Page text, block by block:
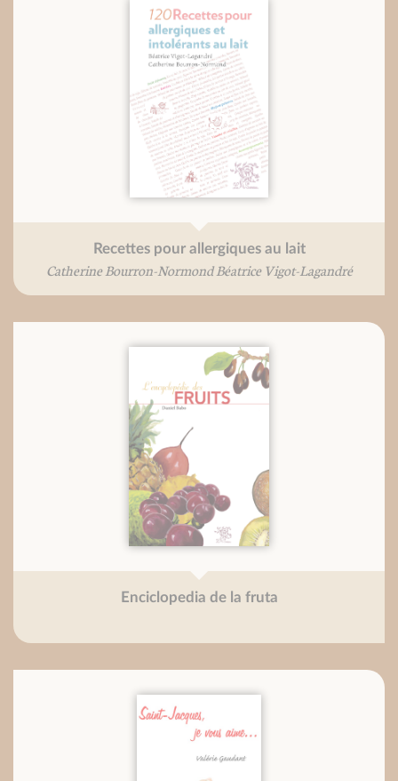
Recettes pour allergiques au lait
Catherine Bourron-Normond Béatrice Vigot-Lagandré
Enciclopedia de la fruta